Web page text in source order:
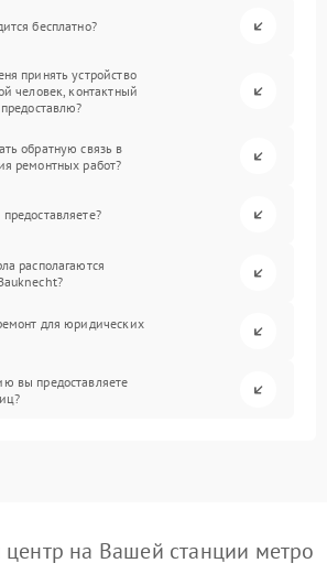
бесплатно?
принять устройство
человек, контактный
обратную связь в
ремонтных работ?
располагаются
для юридических
вы предоставляете
на Вашей станции метро